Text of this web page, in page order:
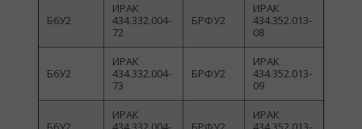
Б6У2
ИРАК
434.332.004-
72
БРФУ2
ИРАК
434.352.013-
08
Б6У2
ИРАК
434.332.004-
73
БРФУ2
ИРАК
434.352.013-
09
ИРАК
ИРАК